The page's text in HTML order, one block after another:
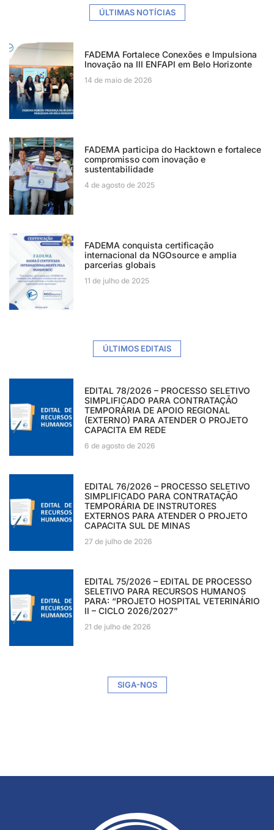
ÚLTIMAS NOTÍCIAS
FADEMA Fortalece Conexões e Impulsiona
Inovação na III ENFAPI em Belo Horizonte
14 de maio de 2026
FADEMA participa do Hacktown e fortalece
compromisso com inovação e
sustentabilidade
4 de agosto de 2025
FADEMA conquista certificação
internacional da NGOsource e amplia
parcerias globais
11 de julho de 2025
ÚLTIMOS EDITAIS
EDITAL 78/2026 – PROCESSO SELETIVO
SIMPLIFICADO PARA CONTRATAÇÃO
TEMPORÁRIA DE APOIO REGIONAL
(EXTERNO) PARA ATENDER O PROJETO
CAPACITA EM REDE
6 de agosto de 2026
EDITAL 76/2026 – PROCESSO SELETIVO
SIMPLIFICADO PARA CONTRATAÇÃO
TEMPORÁRIA DE INSTRUTORES
EXTERNOS PARA ATENDER O PROJETO
CAPACITA SUL DE MINAS
27 de julho de 2026
EDITAL 75/2026 – EDITAL DE PROCESSO
SELETIVO PARA RECURSOS HUMANOS
PARA: “PROJETO HOSPITAL VETERINÁRIO
II – CICLO 2026/2027”
21 de julho de 2026
SIGA-NOS